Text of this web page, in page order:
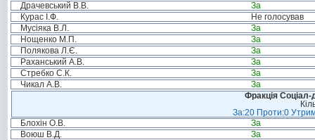
Драчевський В.В.
За
Курас І.Ф.
Не голосував
Мусіяка В.Л.
За
Нощенко М.П.
За
Полякова Л.Є.
За
Раханський А.В.
За
Стребко С.К.
За
Чикал А.В.
За
Фракція Соціал-
За:20 Проти:0
Блохін О.В.
За
Воюш В.Д.
За